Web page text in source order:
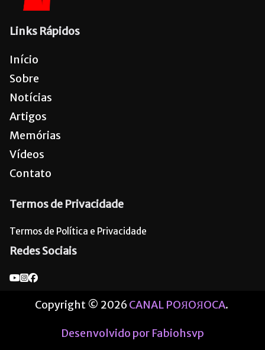
Links Rápidos
Início
Sobre
Notícias
Artigos
Memórias
Vídeos
Contato
Termos de Privacidade
Termos de Política e Privacidade
Redes Sociais
Copyright © 2026 CANAL POЯOЯOCA.
Desenvolvido por Fabiohsvp